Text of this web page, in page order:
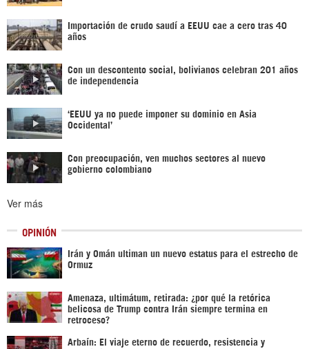
Importación de crudo saudí a EEUU cae a cero tras 40
años
Con un descontento social, bolivianos celebran 201 años
de independencia
‘EEUU ya no puede imponer su dominio en Asia
Occidental’
Con preocupación, ven muchos sectores al nuevo
gobierno colombiano
Ver más
OPINIÓN
Irán y Omán ultiman un nuevo estatus para el estrecho de
Ormuz
Amenaza, ultimátum, retirada: ¿por qué la retórica
belicosa de Trump contra Irán siempre termina en
retroceso?
Arbaín: El viaje eterno de recuerdo, resistencia y